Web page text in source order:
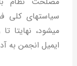
سیاستهای کلی
ایمیل انجمن به